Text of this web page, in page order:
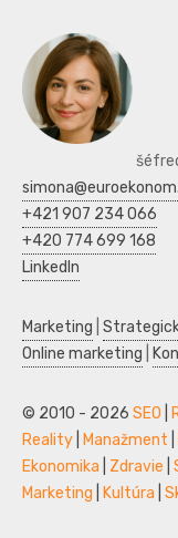
+421 907 234 066
+420 774 699 168
LinkedIn
Marketing
Online marketing
© 2010 - 2026 SEO
Reality
Manažment
Ekonomika
Zdravie
Marketing
Kultúra